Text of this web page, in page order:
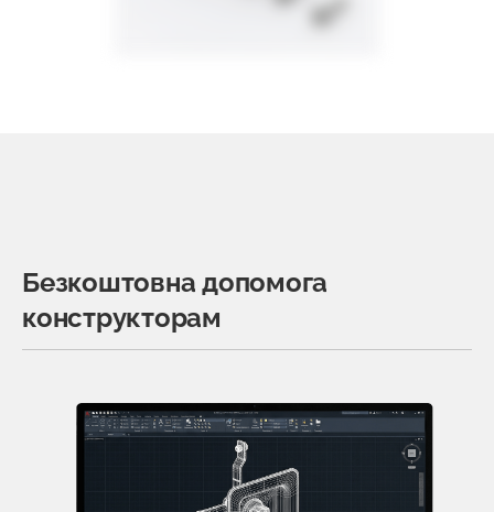
Безкоштовна допомога
конструкторам